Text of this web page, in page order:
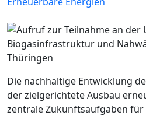
Die nachhaltige Entwicklung
der zielgerichtete Ausbau
zentrale Zukunftsaufgaben